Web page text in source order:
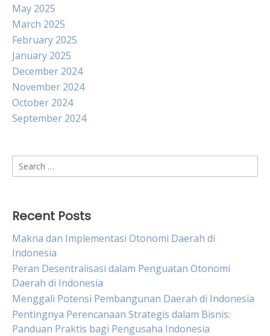
May 2025
March 2025
February 2025
January 2025
December 2024
November 2024
October 2024
September 2024
Search
for:
Recent Posts
Makna dan Implementasi Otonomi Daerah di
Indonesia
Peran Desentralisasi dalam Penguatan Otonomi
Daerah di Indonesia
Menggali Potensi Pembangunan Daerah di Indonesia
Pentingnya Perencanaan Strategis dalam Bisnis:
Panduan Praktis bagi Pengusaha Indonesia